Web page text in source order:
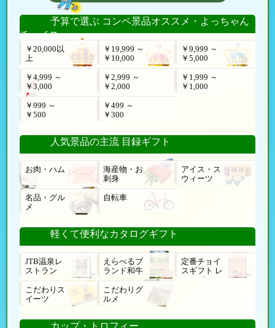
予算で選ぶ コンペ景品オススメ・よっちゃん
チョイス
￥20,000以
上
￥19,999 ～
￥10,000
￥9,999 ～
￥5,000
￥4,999 ～
￥3,000
￥2,999 ～
￥2,000
￥1,999 ～
￥1,000
￥999 ～
￥500
￥499 ～
￥300
人気景品の主流 目録ギフト
お肉・ハム
海産物・お
刺身
アイス・ス
ウィーツ
名品・グル
メ
自転車
軽くて便利なカタログギフト
JTB温泉レ
ストラン
えらべるブ
ランド和牛
定番チョイ
スギフト レ
ローゼ
こだわりス
イーツ
こだわりグ
ルメ
カップ・トロフィー